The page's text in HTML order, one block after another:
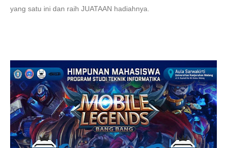
yang satu ini dan raih JUATAAN hadiahnya.